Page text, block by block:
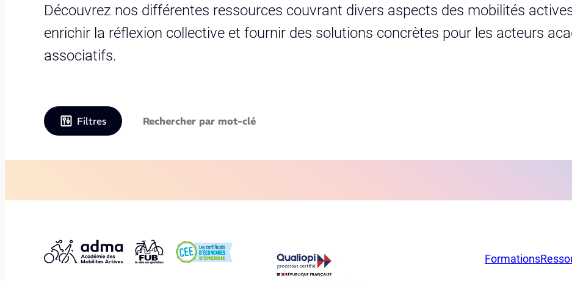
Découvrez nos différentes ressources couvrant divers aspects des mobilités
enrichir la réflexion collective et fournir des solutions concrètes pour les acteurs
associatifs.
Filtres
Formations